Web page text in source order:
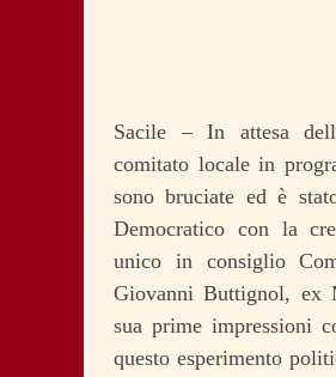
Sacile – In attesa
comitato locale in
sono bruciate ed è
Democratico con la
unico in consiglio
Giovanni Buttignol, ex
sua prime impressioni
questo esperimento